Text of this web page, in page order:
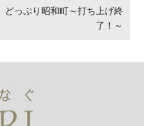
どっぷり昭和町～打ち上げ終
了！～